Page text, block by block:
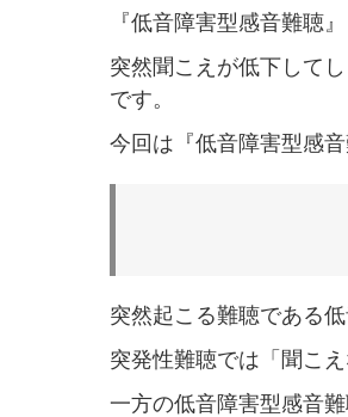
『低音障害型感音難聴
突然聞こえが低下してし
です。
今回は『低音障害型感
突然起こる難聴である
突発性難聴では「聞こ
一方の低音障害型感音